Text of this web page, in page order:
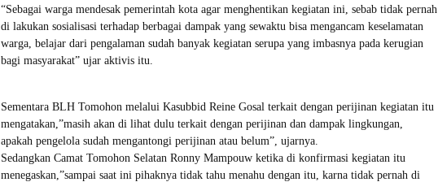
“Sebagai warga mendesak pemerintah kota agar menghentikan kegiatan ini, sebab tidak pernah
di lakukan sosialisasi terhadap berbagai dampak yang sewaktu bisa mengancam keselamatan
warga, belajar dari pengalaman sudah banyak kegiatan serupa yang imbasnya pada kerugian
bagi masyarakat” ujar aktivis itu.
Sementara BLH Tomohon melalui Kasubbid Reine Gosal terkait dengan perijinan kegiatan itu
mengatakan,”masih akan di lihat dulu terkait dengan perijinan dan dampak lingkungan,
apakah pengelola sudah mengantongi perijinan atau belum”, ujarnya.
Sedangkan Camat Tomohon Selatan Ronny Mampouw ketika di konfirmasi kegiatan itu
menegaskan,”sampai saat ini pihaknya tidak tahu menahu dengan itu, karna tidak pernah di